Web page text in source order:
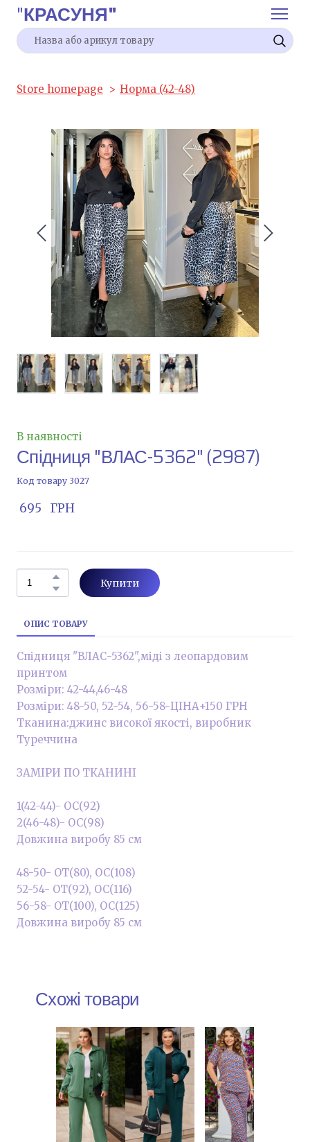
"КРАСУНЯ"
Store homepage Норма (42-48)
В наявності
Спідниця "ВЛАС-5362"(2987)
Код товару 3027
695   ГРН
Купити
ОПИС ТОВАРУ
Спідниця "ВЛАС-5362",міді з леопардовим
принтом
Розміри: 42-44,46-48
Розміри: 48-50, 52-54, 56-58-ЦІНА+150 ГРН
Тканина:джинс високої якості, виробник
Туреччина
ЗАМІРИ ПО ТКАНИНІ
1(42-44)- ОС(92)
2(46-48)- ОС(98)
Довжина виробу 85 см
48-50- ОТ(80), ОС(108)
52-54- ОТ(92), ОС(116)
56-58- ОТ(100), ОС(125)
Довжина виробу 85 см
Схожі товари